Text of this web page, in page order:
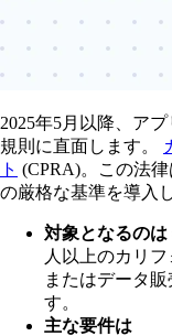
2025年5月以降、ア
規則に直面します。
ト (CPRA)。この法
の厳格な基準を導入
対象となるのは
人以上のカリ
またはデータ
す。
主な要件は